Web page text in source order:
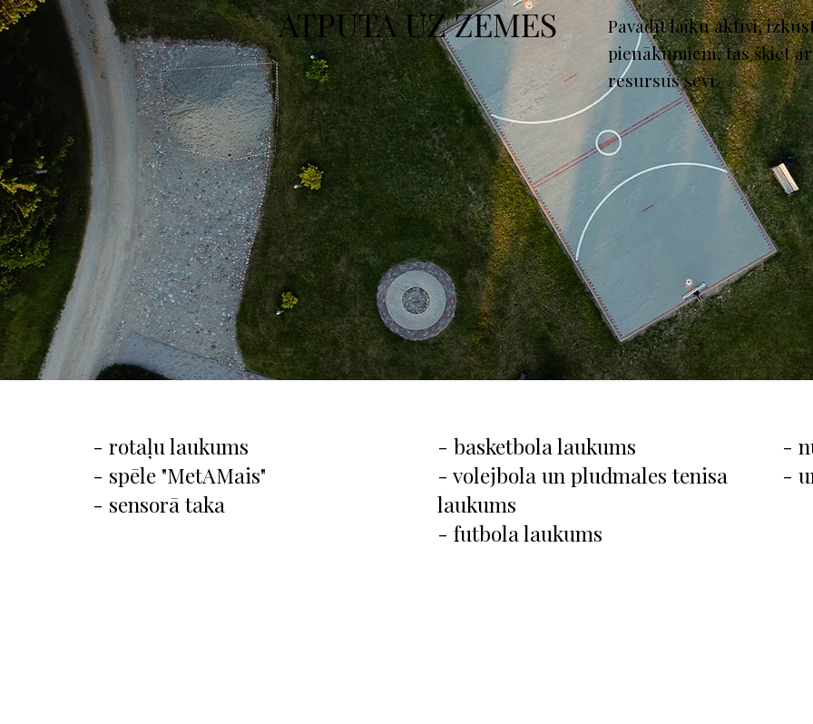
ATPŪTA UZ ZEMES
Pavadīt laiku aktīvi,
pienākumiem, tas šķiet
resursus sevī.
- rotaļu laukums
- spēle "MetAMais"
- sensorā taka
- basketbola laukums
- volejbola un pludmales tenisa
laukums
- futbola laukums
-
-